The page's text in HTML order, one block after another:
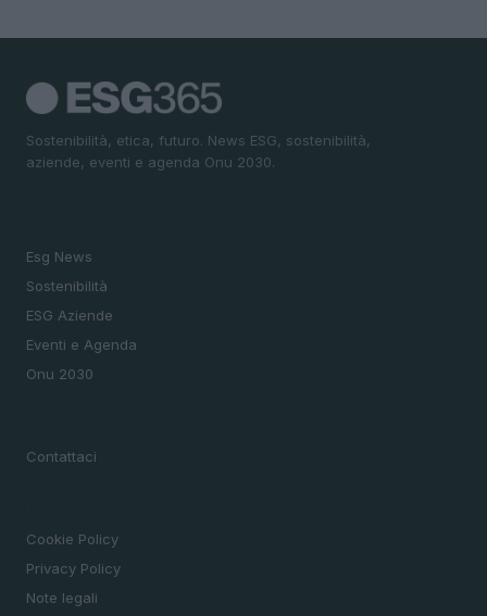
Sostenibilità, etica, futuro. News ESG, sostenibilità,
aziende, eventi e agenda Onu 2030.
Esg News
Sostenibilità
ESG Aziende
Eventi e Agenda
Onu 2030
Contattaci
Cookie Policy
Privacy Policy
Note legali